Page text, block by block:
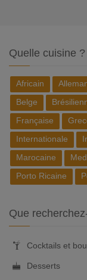
Quelle cuisine ?
Africain
Belge
Française
Internationale
Marocaine
Porto Ricaine
Que
Cocktails et
Desserts